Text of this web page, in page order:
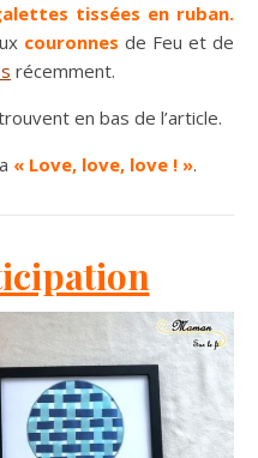
tissées en ruban.
couronnes de Feu et de
récemment.
en bas de l’article.
« Love, love, love ! ».